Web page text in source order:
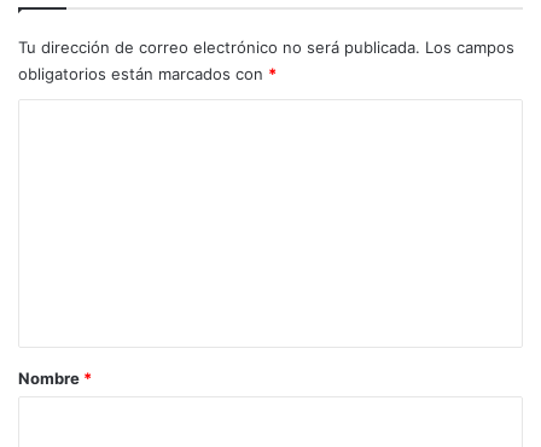
Tu dirección de correo electrónico no será publicada. Los campos
obligatorios están marcados con *
r
Nombre *